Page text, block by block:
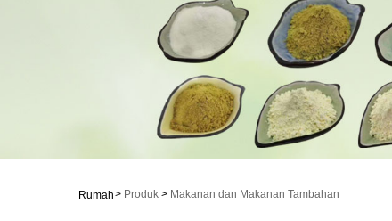
Rumah> Produk > Makanan dan Makanan Tambahan